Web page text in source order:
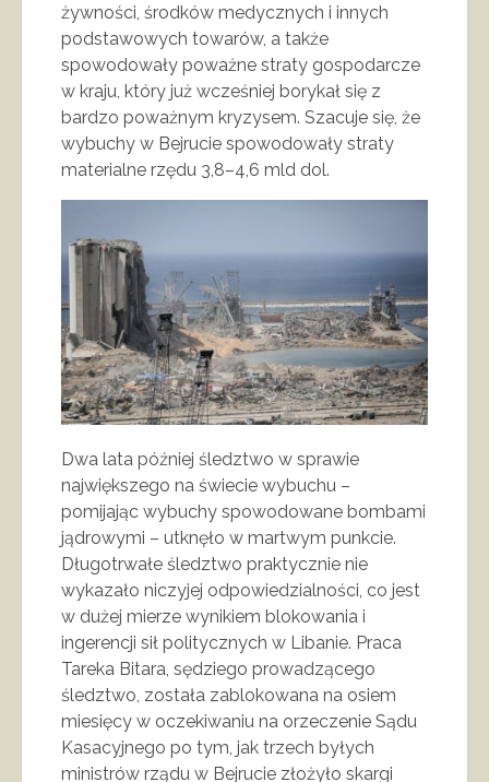
żywności, środków medycznych i innych
podstawowych towarów, a także
spowodowały poważne straty gospodarcze
w kraju, który już wcześniej borykał się z
bardzo poważnym kryzysem. Szacuje się, że
wybuchy w Bejrucie spowodowały straty
materialne rzędu 3,8–4,6 mld dol.
Dwa lata później śledztwo w sprawie
największego na świecie wybuchu –
pomijając wybuchy spowodowane bombami
jądrowymi – utknęło w martwym punkcie.
Długotrwałe śledztwo praktycznie nie
wykazało niczyjej odpowiedzialności, co jest
w dużej mierze wynikiem blokowania i
ingerencji sił politycznych w Libanie. Praca
Tareka Bitara, sędziego prowadzącego
śledztwo, została zablokowana na osiem
miesięcy w oczekiwaniu na orzeczenie Sądu
Kasacyjnego po tym, jak trzech byłych
ministrów rządu w Bejrucie złożyło skargi